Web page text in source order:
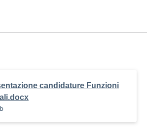
candidature Funzioni